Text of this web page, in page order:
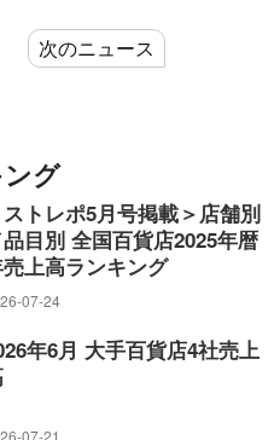
次のニュース
グ
ストレポ5月号掲載＞店舗別
品目別 全国百貨店2025年暦
上高ランキング
07-24
年6月 大手百貨店4社売上
07-21